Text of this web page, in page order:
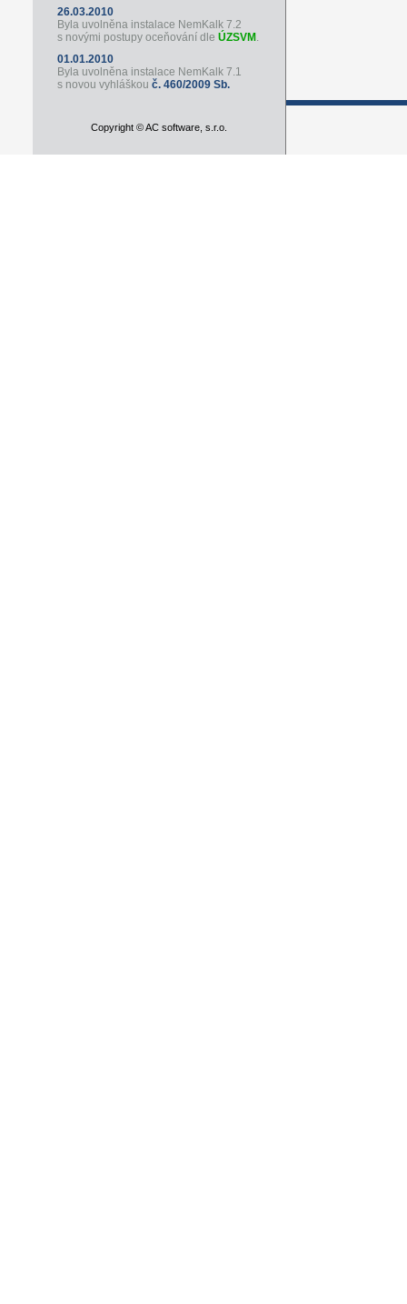
26.03.2010
Byla uvolněna instalace NemKalk 7.2
s novými postupy oceňování dle ÚZSVM .
01.01.2010
Byla uvolněna instalace NemKalk 7.1
s novou vyhláškou č. 460/2009 Sb.
Copyright © AC software, s.r.o.